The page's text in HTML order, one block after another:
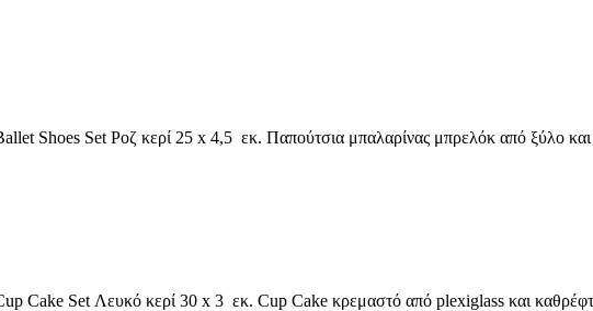
Shoes Set Ροζ κερί 25 x 4,5 εκ. Παπούτσια μπαλαρίνας μπρελόκ από ξύλο
Cake Set Λευκό κερί 30 x 3 εκ. Cup Cake κρεμαστό από plexiglass και